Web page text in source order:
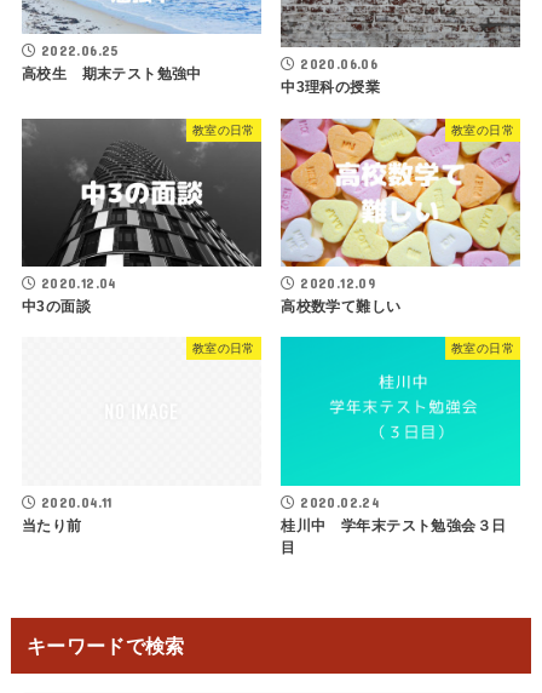
2022.06.25
高校生 期末テスト勉強中
2020.06.06
中3理科の授業
教室の日常
2020.12.04
中3の面談
教室の日常
2020.12.09
高校数学て難しい
教室の日常
2020.04.11
当たり前
教室の日常
2020.02.24
桂川中 学年末テスト勉強会３日
目
キーワードで検索